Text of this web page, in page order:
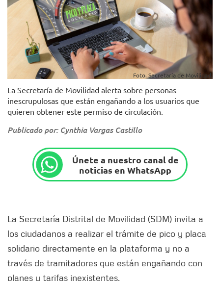
Foto. Secretaría de Movilidad.
La Secretaría de Movilidad alerta sobre personas
inescrupulosas que están engañando a los usuarios que
quieren obtener este permiso de circulación.
Publicado por: Cynthia Vargas Castillo
Únete a nuestro canal de
noticias en WhatsApp
La Secretaría Distrital de Movilidad (SDM) invita a
los ciudadanos a realizar el trámite de pico y placa
solidario directamente en la plataforma y no a
través de tramitadores que están engañando con
planes y tarifas inexistentes.